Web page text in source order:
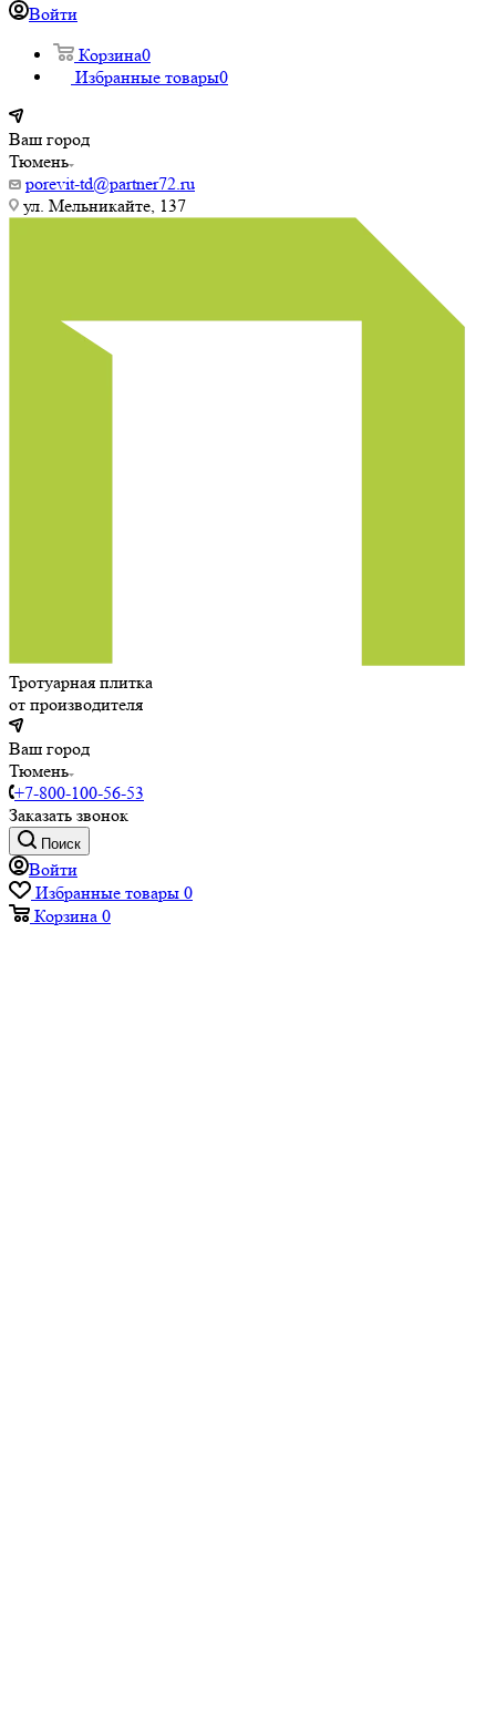
Войти
Корзина0
Избранные товары0
Ваш город
Тюмень
porevit-td@partner72.ru
ул. Мельникайте, 137
Тротуарная плитка
от производителя
Ваш город
Тюмень
+7-800-100-56-53
Заказать звонок
Поиск
Войти
Избранные товары 0
Корзина 0